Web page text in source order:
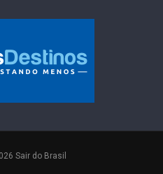
Sair do Brasil